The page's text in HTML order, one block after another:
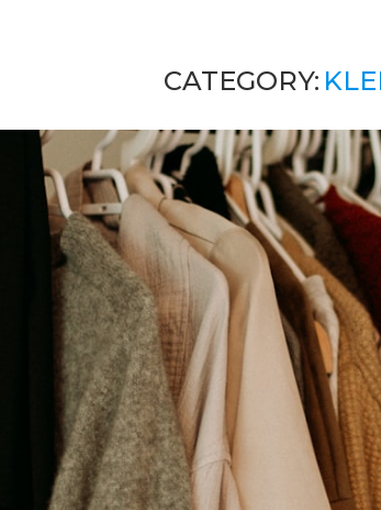
CATEGORY: